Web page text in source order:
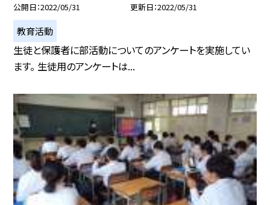
公開日 2022/05/31 更新日 2022/05/31
教育活動
生徒と保護者に部活動についてのアンケートを実施してい
ます。 生徒用のアンケートは...